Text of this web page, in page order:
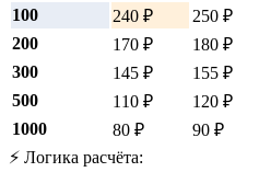
100 240 ₽ 250 ₽
200
170 ₽ 180 ₽
300
145 ₽ 155 ₽
500
110 ₽ 120 ₽
1000
80 ₽ 90 ₽
⚡ Логика расчёта: